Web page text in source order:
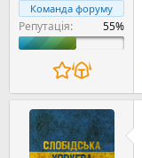
Команда форуму
Репутація: